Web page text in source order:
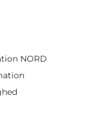
NORD